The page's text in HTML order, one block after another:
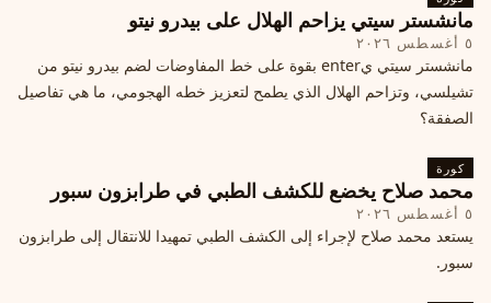
مانشستر سيتي يزاحم الهلال على بيدرو نيتو
٥ أغسطس ٢٠٢٦
مانشستر سيتي يenter بقوة على خط المفاوضات لضم بيدرو نيتو من
تشيلسي، وتزاحم الهلال الذي يطمح لتعزيز خطه الهجومي، ما هي تفاصيل
الصفقة؟
كورة
محمد صلاح يخضع للكشف الطبي في طرابزون سبور
٥ أغسطس ٢٠٢٦
يستعد محمد صلاح لإجراء إلى الكشف الطبي تمهيدا للانتقال إلى طرابزون
سبور.